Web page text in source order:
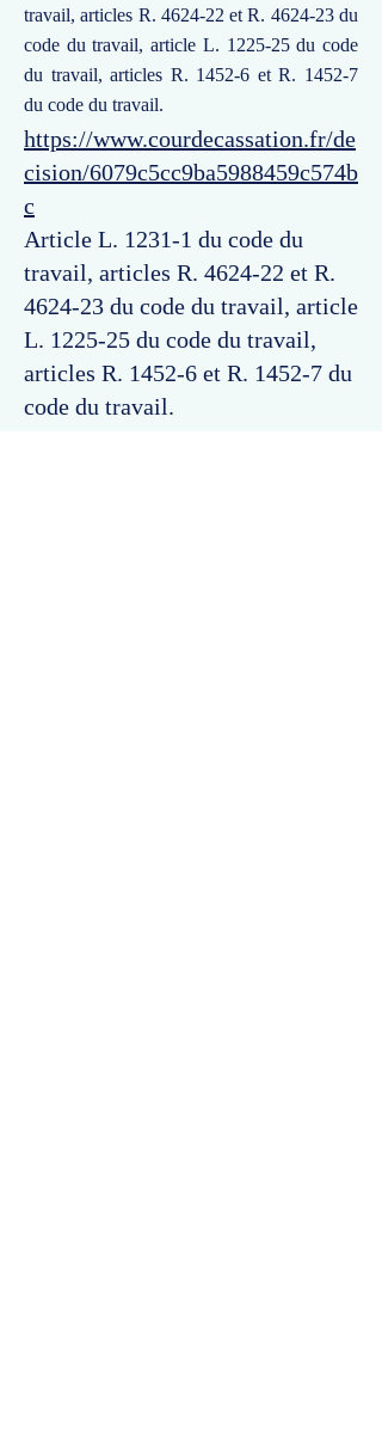
travail, articles R. 4624-22 et R. 4624-23 du
code du travail, article L. 1225-25 du code
du travail, articles R. 1452-6 et R. 1452-7
du code du travail.
https://www.courdecassation.fr/de
cision/6079c5cc9ba5988459c574b
c
Article L. 1231-1 du code du
travail, articles R. 4624-22 et R.
4624-23 du code du travail, article
L. 1225-25 du code du travail,
articles R. 1452-6 et R. 1452-7 du
code du travail.